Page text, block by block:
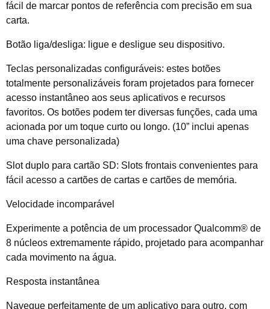
fácil de marcar pontos de referência com precisão em sua
carta.
Botão liga/desliga: ligue e desligue seu dispositivo.
Teclas personalizadas configuráveis: estes botões
totalmente personalizáveis ​​foram projetados para fornecer
acesso instantâneo aos seus aplicativos e recursos
favoritos. Os botões podem ter diversas funções, cada uma
acionada por um toque curto ou longo. (10” inclui apenas
uma chave personalizada)
Slot duplo para cartão SD: Slots frontais convenientes para
fácil acesso a cartões de cartas e cartões de memória.
Velocidade incomparável
Experimente a potência de um processador Qualcomm® de
8 núcleos extremamente rápido, projetado para acompanhar
cada movimento na água.
Resposta instantânea
Navegue perfeitamente de um aplicativo para outro, com